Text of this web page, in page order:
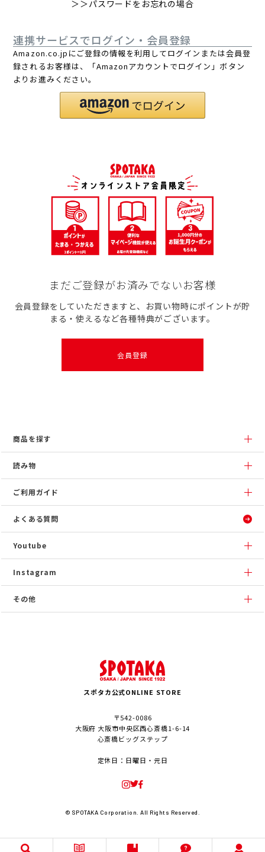
＞＞パスワードをお忘れの場合
連携サービスでログイン・会員登録
Amazon.co.jpにご登録の情報を利用してログインまたは会員登
録されるお客様は、「Amazonアカウントでログイン」ボタン
よりお進みください。
まだご登録がお済みでないお客様
会員登録をしていただきますと、お買い物時にポイントが貯
まる・使えるなど各種特典がございます。
会員登録
商品を探す
読み物
ご利用ガイド
よくある質問
Youtube
Instagram
その他
スポタカ公式ONLINE STORE
〒542-0086
大阪府 大阪市中央区西心斎橋1-6-14
心斎橋ビッグステップ
定休日：日曜日・元日
© SPOTAKA Corporation. All Rights Reserved.